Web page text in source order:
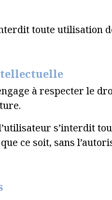
toute utilisation
à respecter le
s’interdit
ce soit, sans